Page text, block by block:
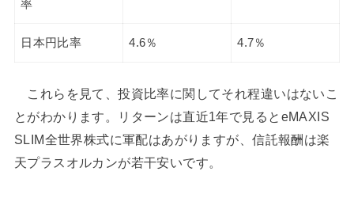
率
日本円比率 4.6％ 4.7％
これらを見て、投資比率に関してそれ程違いはないこ
とがわかります。リターンは直近1年で見るとeMAXIS
SLIM全世界株式に軍配はあがりますが、信託報酬は楽
天プラスオルカンが若干安いです。